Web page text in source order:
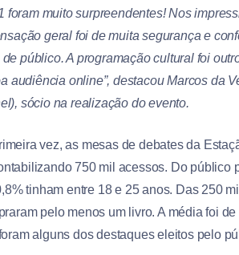
foram muito surpreendentes! Nos
geral foi de muita segurança e
público. A programação cultural foi
audiência online”, destacou Marcos da
sócio na realização do evento.
vez, as mesas de debates da
750 mil acessos. Do público
tinham entre 18 e 25 anos. Das 250
pelo menos um livro. A média foi
alguns dos destaques eleitos pelo